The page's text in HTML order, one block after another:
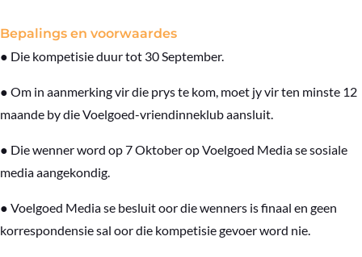
Bepalings en voorwaardes
● Die kompetisie duur tot 30 September.
● Om in aanmerking vir die prys te kom, moet jy vir ten minste 12
maande by die Voelgoed-vriendinneklub aansluit.
● Die wenner word op 7 Oktober op Voelgoed Media se sosiale
media aangekondig.
● Voelgoed Media se besluit oor die wenners is finaal en geen
korrespondensie sal oor die kompetisie gevoer word nie.